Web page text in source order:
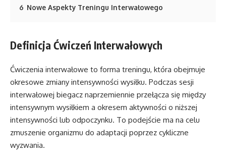
6 Nowe Aspekty Treningu Interwałowego
Definicja Ćwiczeń Interwałowych
Ćwiczenia interwałowe to forma treningu, która obejmuje
okresowe zmiany intensywności wysiłku. Podczas sesji
interwałowej biegacz naprzemiennie przełącza się między
intensywnym wysiłkiem a okresem aktywności o niższej
intensywności lub odpoczynku. To podejście ma na celu
zmuszenie organizmu do adaptacji poprzez cykliczne
wyzwania.